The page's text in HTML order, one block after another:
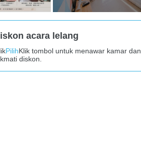
acara lelang
PilihKlik tombol untuk menawar kamar dan
diskon.